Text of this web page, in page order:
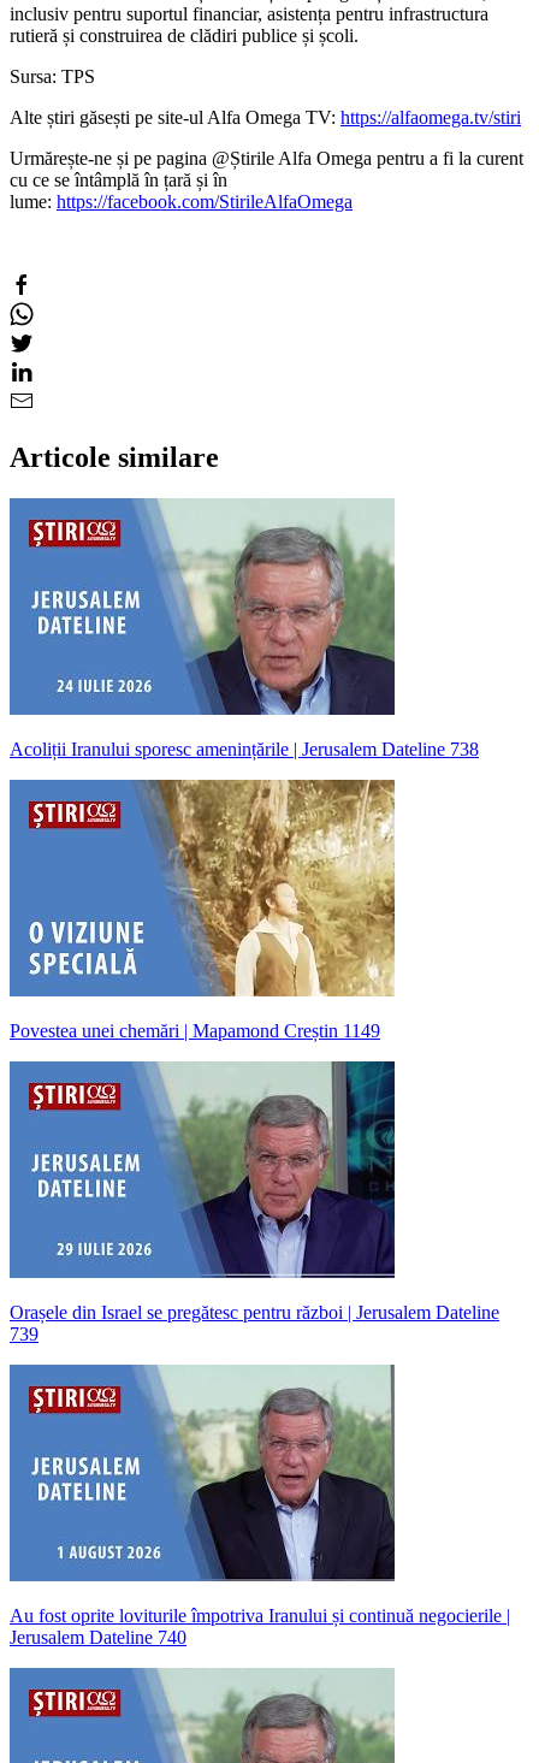
inclusiv pentru suportul financiar, asistența pentru infrastructura
rutieră și construirea de clădiri publice și școli.
Sursa: TPS
Alte știri găsești pe site-ul Alfa Omega TV: https://alfaomega.tv/stiri
Urmărește-ne și pe pagina @Știrile Alfa Omega pentru a fi la curent
cu ce se întâmplă în țară și în
lume: https://facebook.com/StirileAlfaOmega
Articole similare
Acoliții Iranului sporesc amenințările | Jerusalem Dateline 738
Povestea unei chemări | Mapamond Creștin 1149
Orașele din Israel se pregătesc pentru război | Jerusalem Dateline
739
Au fost oprite loviturile împotriva Iranului și continuă negocierile |
Jerusalem Dateline 740